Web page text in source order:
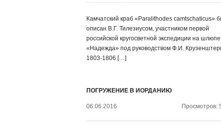
Камчатский краб «Paralithodes camtschaticus»
описан В.Г. Тилезиусом, участником первой
российской кругосветной экспедиции на шлюпе
«Надежда» под руководством Ф.И.
1803-1806 […]
ПОГРУЖЕНИЕ В ИОРДАНИЮ
06.06.2016 Просмотров: